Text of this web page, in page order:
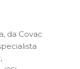
da Covac